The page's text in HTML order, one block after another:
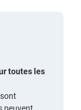
toutes les